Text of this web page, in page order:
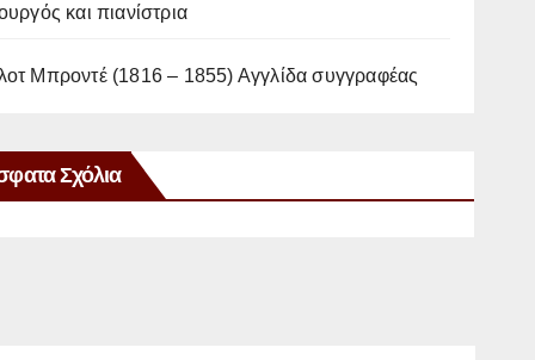
και πιανίστρια
Μπροντέ (1816 – 1855) Αγγλίδα συγγραφέας
Σχόλια